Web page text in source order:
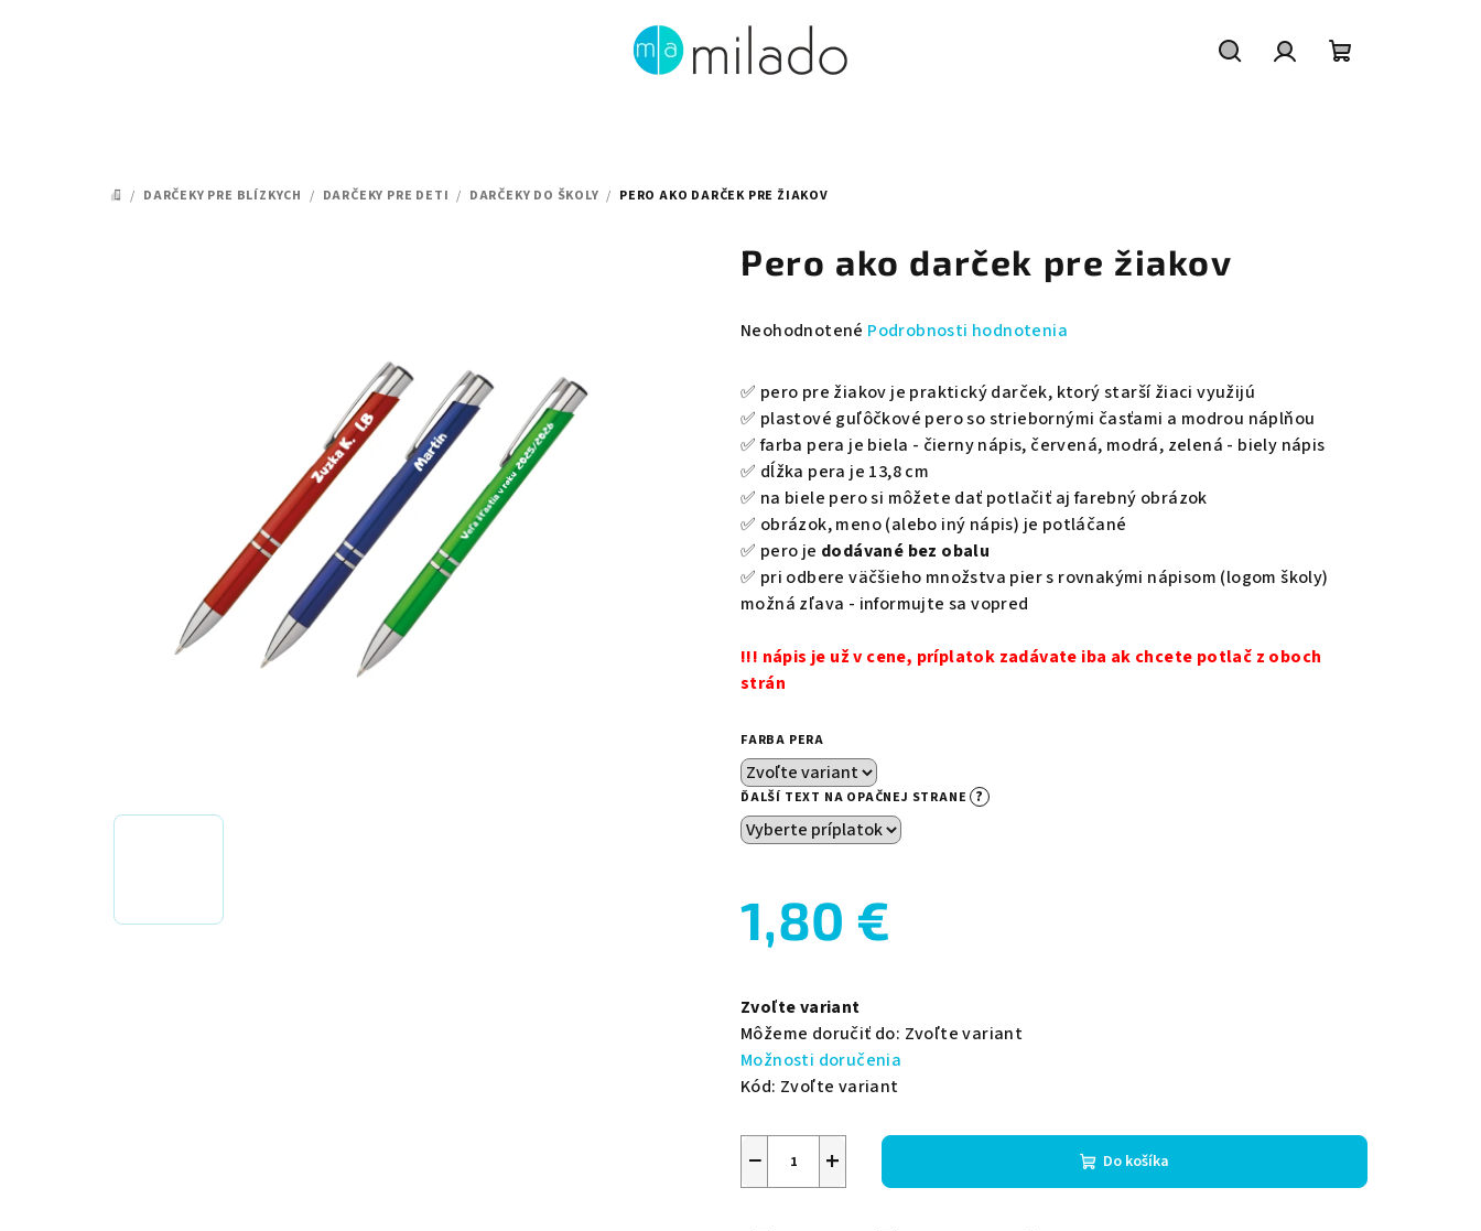
DOMOV
/ DARČEKY PRE BLÍZKYCH / DARČEKY PRE DETI / DARČEKY DO ŠKOLY / PERO AKO DARČEK PRE ŽIAKOV
Pero ako darček pre žiakov
Priemerné
produktu
je
0,0
hviezdičiek.
Neohodnotené Podrobnosti hodnotenia
✅ pero pre žiakov je praktický darček, ktorý starší žiaci využijú
✅ plastové guľôčkové pero so striebornými časťami a modrou náplňou
✅ farba pera je biela - čierny nápis, červená, modrá, zelená - biely nápis
✅ dĺžka pera je 13,8 cm
✅ na biele pero si môžete dať potlačiť aj farebný obrázok
✅ obrázok, meno (alebo iný nápis) je potláčané
✅ pero je dodávané bez obalu
✅ pri odbere väčšieho množstva pier s rovnakými nápisom (logom školy)
možná zľava - informujte sa vopred
!!! nápis je už v cene, príplatok zadávate iba ak chcete potlač z oboch
strán
FARBA PERA
ĎALŠÍ TEXT NA OPAČNEJ STRANE ?
1,80 €
cena:
Zvoľte variant
Môžeme doručiť do: Zvoľte variant
Možnosti doručenia
Kód: Zvoľte variant
+
− Do košíka